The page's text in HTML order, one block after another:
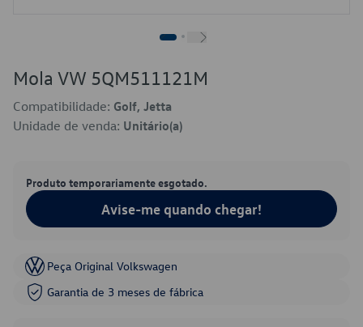
Mola VW 5QM511121M
Compatibilidade: Golf, Jetta
Unidade de venda: Unitário(a)
Produto temporariamente esgotado.
Avise-me quando chegar!
Peça Original Volkswagen
Garantia de 3 meses de fábrica